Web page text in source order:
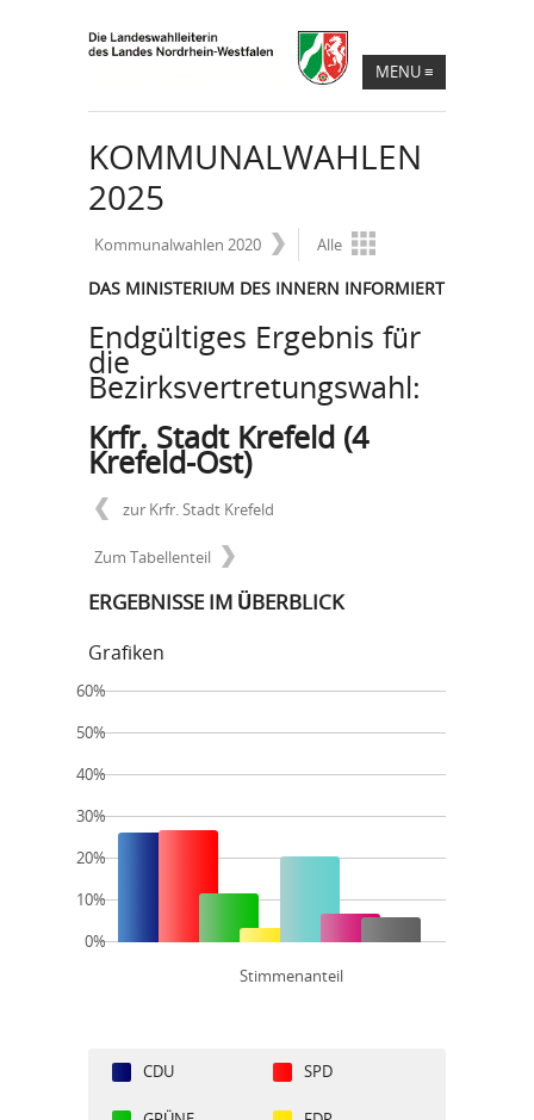
MENU≡
KOMMUNALWAHLEN
2025
Kommunalwahlen 2020 Alle
DAS MINISTERIUM DES INNERN INFORMIERT
Endgültiges Ergebnis für
die
Bezirksvertretungswahl:
Krfr. Stadt Krefeld (4
Krefeld-Ost)
zur Krfr. Stadt Krefeld
Zum Tabellenteil
ERGEBNISSE IM ÜBERBLICK
Grafiken
Stimmenanteil
60%
50%
40%
30%
20%
10%
0%
CDU SPD